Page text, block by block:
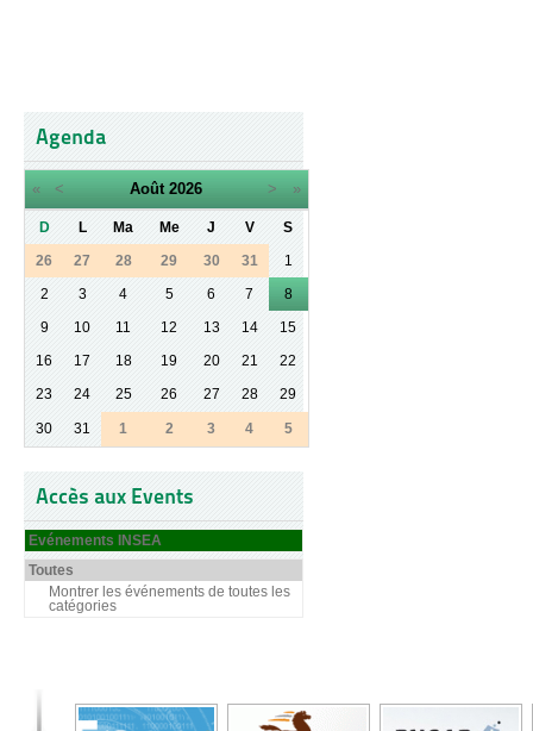
Agenda
« < Août 2026 > »
D L Ma Me J V
S
26
27 28 29 30 31
1
2
3 4 5 6 7
8
9
10 11 12 13 14
15
16
17 18 19 20 21
22
23
24 25 26 27 28 29
30 31 1 2 3 4 5
Accès aux Events
Evénements INSEA
Toutes
Montrer les événements de toutes les
catégories